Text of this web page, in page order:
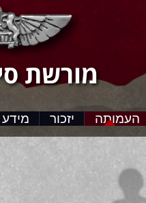
מורשת
העמותה יזכור מידע